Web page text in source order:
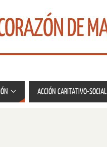
ACCIÓN CARITATIVO-SOCIAL